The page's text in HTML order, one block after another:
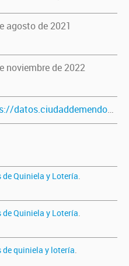
agosto de 2021
noviembre de 2022
https://datos.ciudaddemendoza.gob.ar/dataset/agencias-de-quiniela-y-loteria
de Quiniela y Lotería.
de Quiniela y Lotería.
de quiniela y lotería.